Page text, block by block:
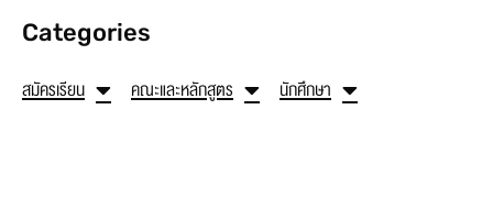
Categories
สมัครเรียน คณะและหลักสูตร นักศึกษา